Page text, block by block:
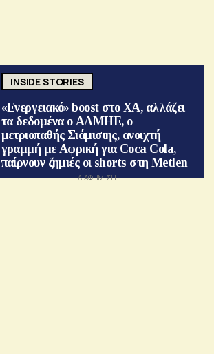
INSIDE STORIES
«Ενεργειακό» boost στο ΧΑ, αλλάζει
τα δεδομένα ο ΑΔΜΗΕ, ο
μετριοπαθής Σιάμισιης, ανοιχτή
γραμμή με Αφρική για Coca Cola,
παίρνουν ζημιές οι shorts στη Metlen